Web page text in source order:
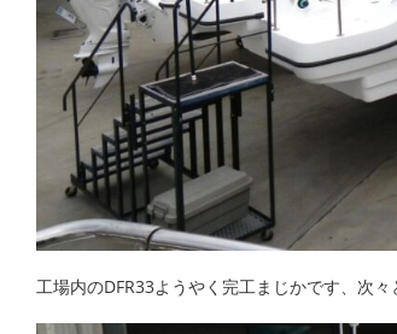
工場内のDFR33ようやく完工まじかです、次